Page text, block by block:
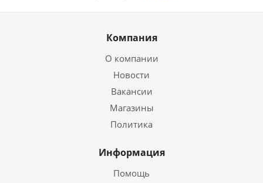
Компания
О компании
Новости
Вакансии
Магазины
Политика
Информация
Помощь